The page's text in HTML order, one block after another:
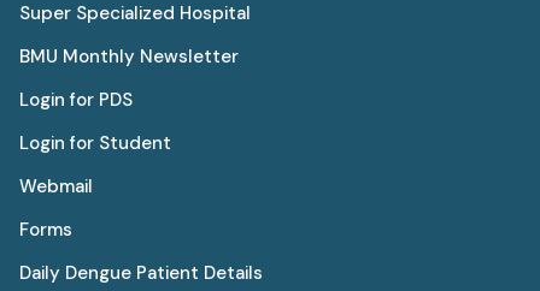
Super Specialized Hospital
BMU Monthly Newsletter
Login for PDS
Login for Student
Webmail
Forms
Daily Dengue Patient Details